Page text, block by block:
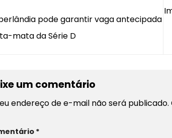
pode garantir vaga antecipada
mata da Série D
um comentário
endereço de e-mail não será publicado.
*